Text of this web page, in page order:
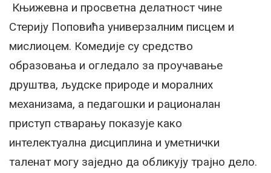
Књижевна и просветна делатност чине
Стерију Поповића универзалним писцем и
мислиоцем. Комедије су средство
образовања и огледало за проучавање
друштва, људске природе и моралних
механизама, а педагошки и рационалан
приступ стварању показује како
интелектуална дисциплина и уметнички
таленат могу заједно да обликују трајно дело.